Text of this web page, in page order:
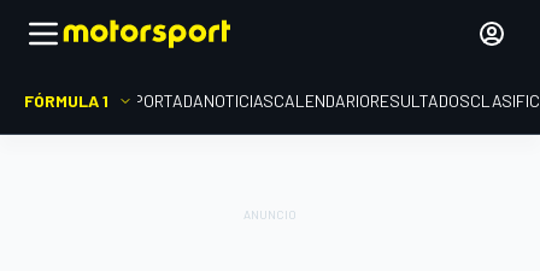
FÓRMULA 1 PORTADANOTICIASCALENDARIORESULTADOS